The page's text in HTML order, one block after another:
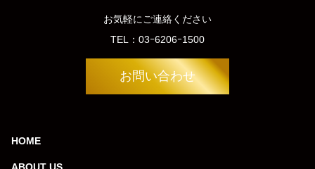
お気軽にご連絡ください
TEL： 03ｰ6206ｰ1500
お問い合わせ
HOME
ABOUT US